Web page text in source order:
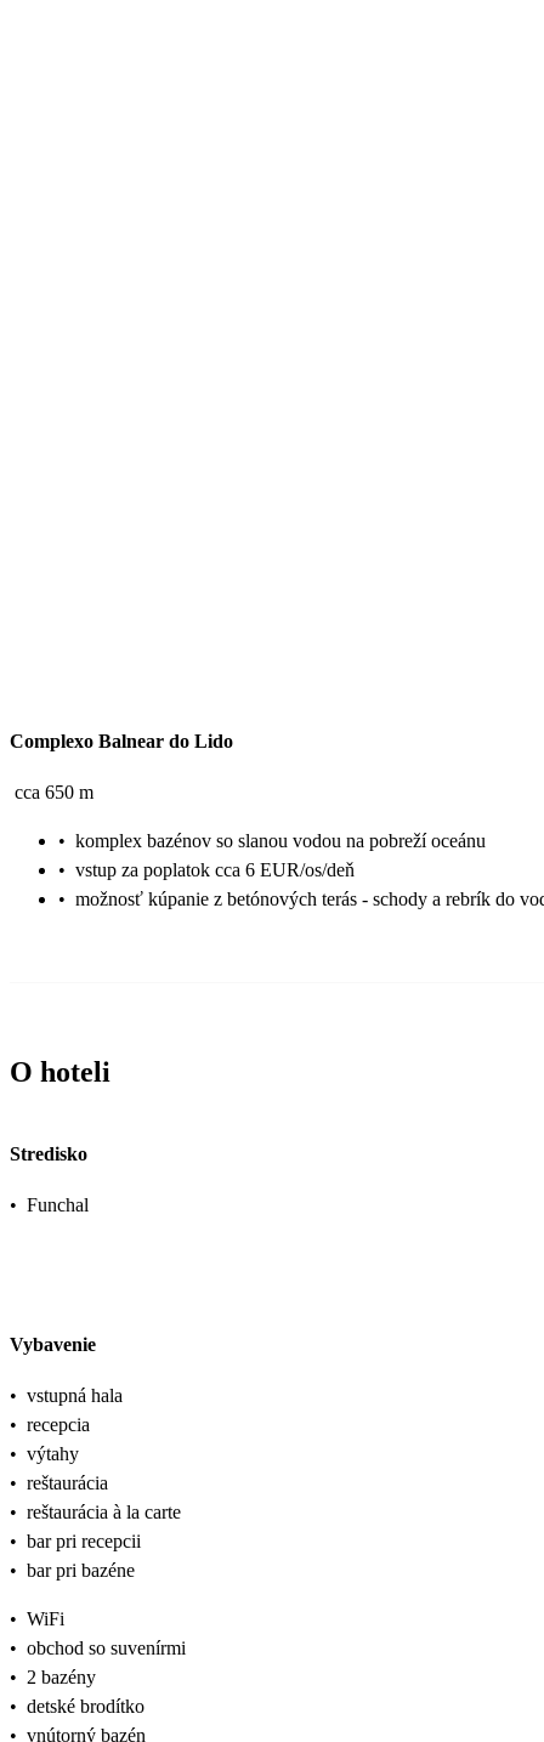
Complexo Balnear do Lido
cca 650 m
• komplex bazénov so slanou vodou na pobreží oceánu
• vstup za poplatok cca 6 EUR/os/deň
• možnosť kúpanie z betónových terás - schody a rebrík do
O hoteli
Stredisko
• Funchal
Vybavenie
• vstupná hala
• recepcia
• výtahy
• reštaurácia
• reštaurácia à la carte
• bar pri recepcii
• bar pri bazéne
• WiFi
• obchod so suvenírmi
• 2 bazény
• detské brodítko
• vnútorný bazén